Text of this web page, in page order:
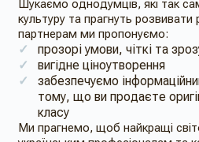
Шукаємо однодумців, які так
культуру та прагнуть
партнерам ми пропонуємо:
прозорі умови, чіткі та
вигідне ціноутворення
забезпечуємо
тому, що ви продаєте
класу
Ми прагнемо, щоб найкращі